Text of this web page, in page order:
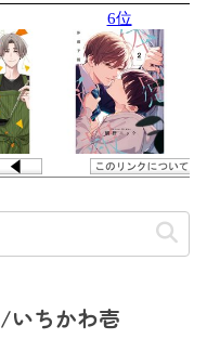
いちかわ壱